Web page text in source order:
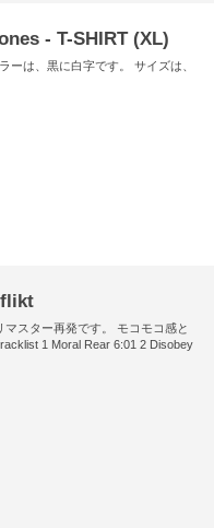
- T-SHIRT (XL)
ーは、黒に白字です。 サイズは、
スター再発です。 モコモコ感と
1 Moral Rear 6:01 2 Disobey